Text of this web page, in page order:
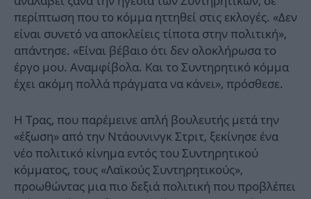
περίπτωση που το κόμμα ηττηθεί στις εκλογές. «Δεν
είναι συνετό να αποκλείεις τίποτα στην πολιτική»,
απάντησε. «Είναι βέβαιο ότι δεν ολοκλήρωσα το
έργο μου. Αναμφίβολα. Και το Συντηρητικό κόμμα
έχει ακόμη πολλά πράγματα να κάνει», πρόσθεσε.
Η Τρας, που παρέμεινε απλή βουλευτής μετά την
«έξωση» από την Ντάουνινγκ Στριτ, ξεκίνησε ένα
νέο πολιτικό κίνημα εντός του Συντηρητικού
κόμματος, τους «Λαϊκούς Συντηρητικούς»,
προωθώντας μια πιο δεξιά πολιτική που προβλέπει